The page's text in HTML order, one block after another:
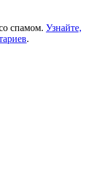
спамом. Узнайте,
.